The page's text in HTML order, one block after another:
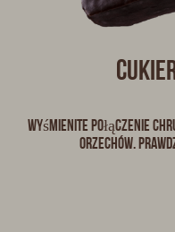
Wyśmienite połączenie
orzechów.